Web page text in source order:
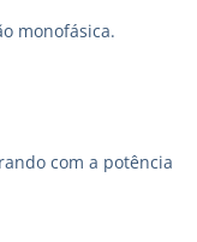
monofásica.
com a potência